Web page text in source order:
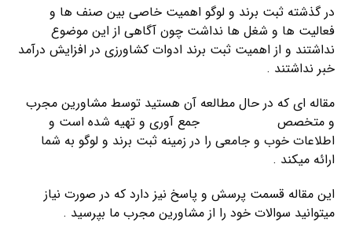
در گذشته ثبت برند و لوگو اهمیت خاصی بین صنف ها و
فعالیت ها و شغل ها نداشت چون آگاهی از این موضوع
نداشتند و از اهمیت ثبت برند ادوات کشاورزی در افزایش درآمد
خبر نداشتند .
مقاله ای که در حال مطالعه آن هستید توسط مشاورین مجرب
و متخصص
جمع آوری و تهیه شده است و
اطلاعات خوب و جامعی را در زمینه ثبت برند و لوگو به شما
ارائه میکند .
این مقاله قسمت پرسش و پاسخ نیز دارد که در صورت نیاز
میتوانید سوالات خود را از مشاورین مجرب ما بپرسید .